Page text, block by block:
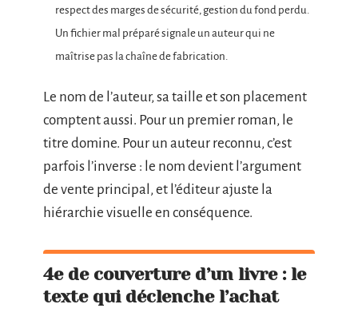
respect des marges de sécurité, gestion du fond perdu.
Un fichier mal préparé signale un auteur qui ne
maîtrise pas la chaîne de fabrication.
Le nom de l’auteur, sa taille et son placement
comptent aussi. Pour un premier roman, le
titre domine. Pour un auteur reconnu, c’est
parfois l’inverse : le nom devient l’argument
de vente principal, et l’éditeur ajuste la
hiérarchie visuelle en conséquence.
4e de couverture d’un livre : le
texte qui déclenche l’achat